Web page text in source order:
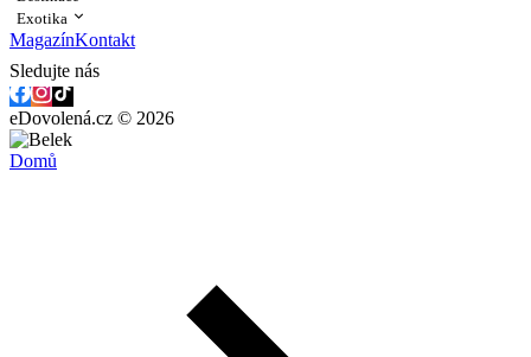
Exotika
MagazínKontakt
Sledujte nás
eDovolená.cz © 2026
Domů